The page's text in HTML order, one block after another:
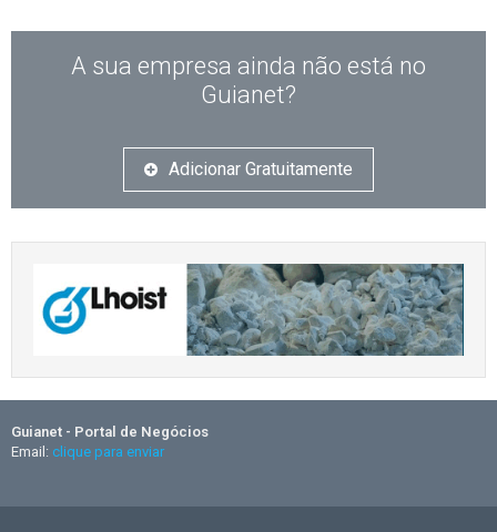
A sua empresa ainda não está no
Guianet?
Adicionar Gratuitamente
Guianet - Portal de Negócios
Email: clique para enviar